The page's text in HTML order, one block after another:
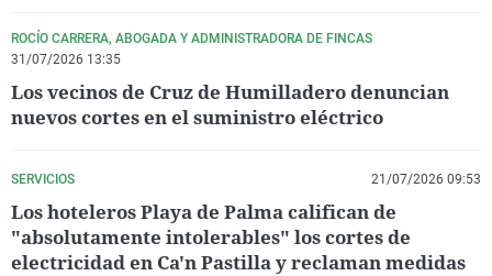
ROCÍO CARRERA, ABOGADA Y ADMINISTRADORA DE FINCAS
31/07/2026 13:35
Los vecinos de Cruz de Humilladero denuncian
nuevos cortes en el suministro eléctrico
SERVICIOS 21/07/2026 09:53
Los hoteleros Playa de Palma califican de
"absolutamente intolerables" los cortes de
electricidad en Ca'n Pastilla y reclaman medidas